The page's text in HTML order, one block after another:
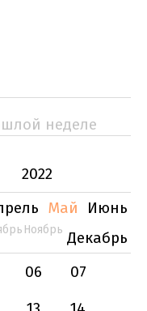
неделе
2022
Май
Июнь
Ноябрь Декабрь
06
07